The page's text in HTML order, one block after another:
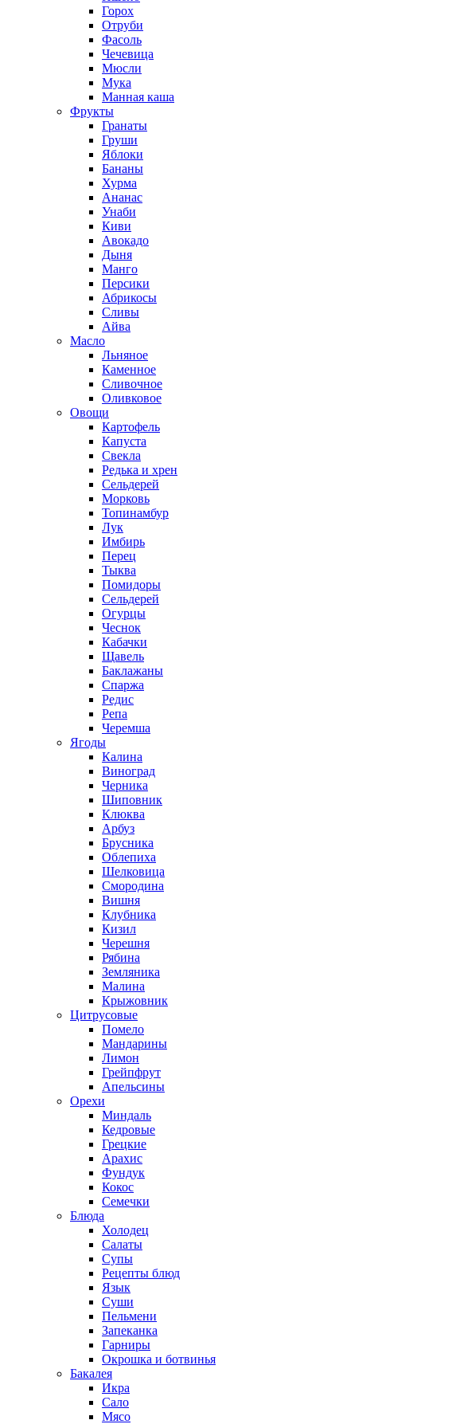
Горох
Отруби
Фасоль
Чечевица
Мюсли
Мука
Манная каша
Фрукты
Гранаты
Груши
Яблоки
Бананы
Хурма
Ананас
Унаби
Киви
Авокадо
Дыня
Манго
Персики
Абрикосы
Сливы
Айва
Масло
Льняное
Каменное
Сливочное
Оливковое
Овощи
Картофель
Капуста
Свекла
Редька и хрен
Сельдерей
Морковь
Топинамбур
Лук
Имбирь
Перец
Тыква
Помидоры
Сельдерей
Огурцы
Чеснок
Кабачки
Щавель
Баклажаны
Спаржа
Редис
Репа
Черемша
Ягоды
Калина
Виноград
Черника
Шиповник
Клюква
Арбуз
Брусника
Облепиха
Шелковица
Смородина
Вишня
Клубника
Кизил
Черешня
Рябина
Земляника
Малина
Крыжовник
Цитрусовые
Помело
Мандарины
Лимон
Грейпфрут
Апельсины
Орехи
Миндаль
Кедровые
Грецкие
Арахис
Фундук
Кокос
Семечки
Блюда
Холодец
Салаты
Супы
Рецепты блюд
Язык
Суши
Пельмени
Запеканка
Гарниры
Окрошка и ботвинья
Бакалея
Икра
Сало
Мясо